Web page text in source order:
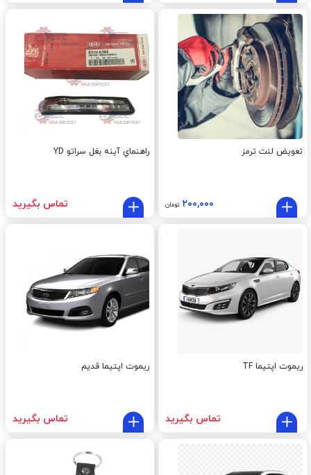
تعویض لنت ترمز
۲۰۰,۰۰۰ تومان
راهنماي آينه بغل سراتو YD
تماس بگیرید
ریموت اپتیما TF
تماس بگیرید
ریموت اپتیما قدیم
تماس بگیرید